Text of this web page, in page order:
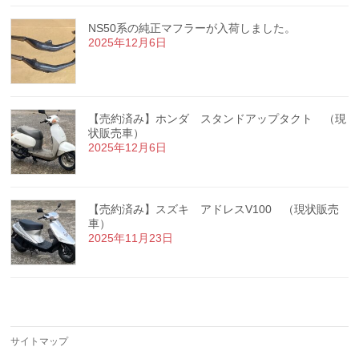
NS50系の純正マフラーが入荷しました。
2025年12月6日
【売約済み】ホンダ スタンドアップタクト （現
状販売車）
2025年12月6日
【売約済み】スズキ アドレスV100 （現状販売
車）
2025年11月23日
サイトマップ